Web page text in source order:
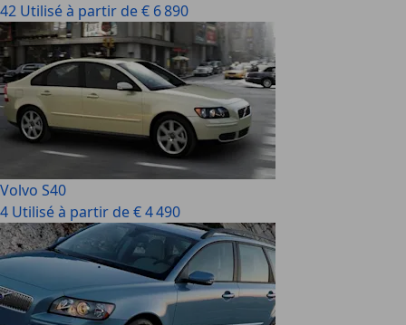
42 Utilisé à partir de € 6 890
Volvo S40
4 Utilisé à partir de € 4 490